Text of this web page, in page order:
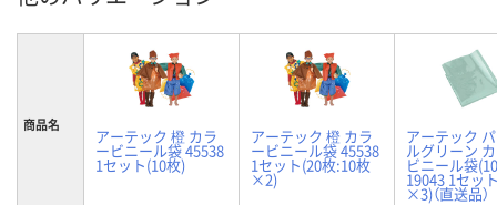
商品名
アーテック 橙 カラ
ービニール袋 45538
1セット(10枚)
アーテック 橙 カラ
ービニール袋 45538
1セット(20枚:10枚
×2)
アーテック
ルグリーン
ビニール袋
19043 1セッ
×3)（直送品）